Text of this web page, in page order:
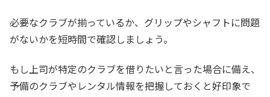
必要なクラブが揃っているか、グリップやシャフトに問題
がないかを短時間で確認しましょう。
もし上司が特定のクラブを借りたいと言った場合に備え、
予備のクラブやレンタル情報を把握しておくと好印象で